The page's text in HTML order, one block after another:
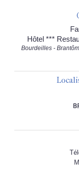
Hôtel ***
Bourdeilles -